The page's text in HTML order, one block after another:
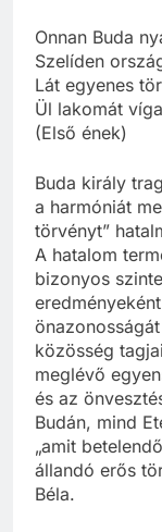
Onnan Buda
Szelíden
Lát egyenes
Ül lakomát
(Első ének)
Buda király
a harmóniát
törvényt”
A hatalom
bizonyos
közösség
meglévő
és az
Budán, mind
„amit
állandó erős
Béla.